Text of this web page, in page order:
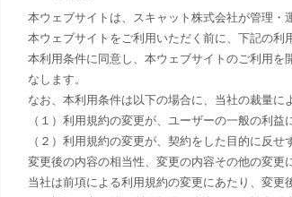
本ウェブサイトは、スキャット株式会社が管理・
本ウェブサイトをご利用いただく前に、下記の利
本利用条件に同意し、本ウェブサイトのご利用
なします。
なお、本利用条件は以下の場合に、当社の裁量に
（１）利用規約の変更が、ユーザーの一般の利益
（２）利用規約の変更が、契約をした目的に反せ
変更後の内容の相当性、変更の内容その他の変更
当社は前項による利用規約の変更にあたり、変